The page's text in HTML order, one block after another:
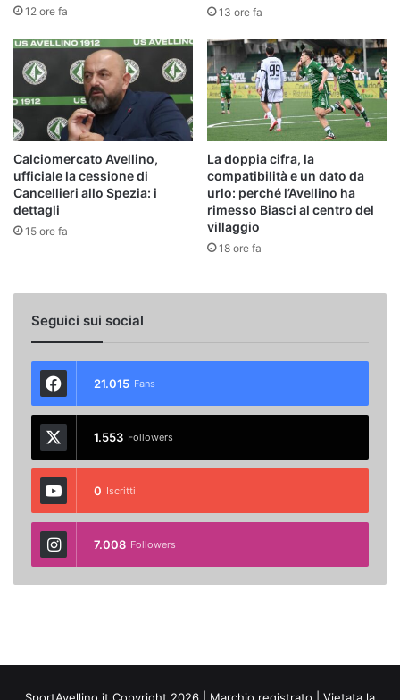
12 ore fa 13 ore fa
Calciomercato Avellino,
ufficiale la cessione di
Cancellieri allo Spezia: i
dettagli
15 ore fa
La doppia cifra, la
compatibilità e un dato da
urlo: perché l’Avellino ha
rimesso Biasci al centro del
villaggio
18 ore fa
Seguici sui social
21.015 Fans
1.553 Followers
0 Iscritti
7.008 Followers
SportAvellino.it Copyright 2026 | Marchio registrato | Vietata la